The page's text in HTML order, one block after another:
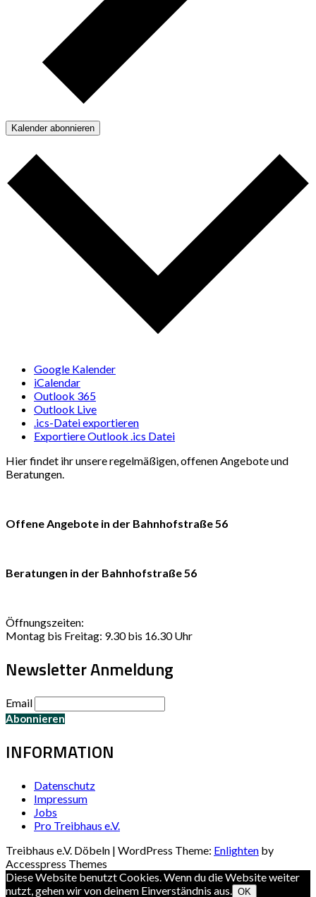
Kalender abonnieren
Google Kalender
iCalendar
Outlook 365
Outlook Live
.ics-Datei exportieren
Exportiere Outlook .ics Datei
Hier findet ihr unsere regelmäßigen, offenen Angebote und
Beratungen.
Offene Angebote in der Bahnhofstraße 56
Beratungen in der Bahnhofstraße 56
Öffnungszeiten:
Montag bis Freitag: 9.30 bis 16.30 Uhr
Newsletter Anmeldung
Email
INFORMATION
Datenschutz
Impressum
Jobs
Pro Treibhaus e.V.
Treibhaus e.V. Döbeln | WordPress Theme: Enlighten by
Accesspress Themes
Diese Website benutzt Cookies. Wenn du die Website weiter
nutzt, gehen wir von deinem Einverständnis aus.
OK